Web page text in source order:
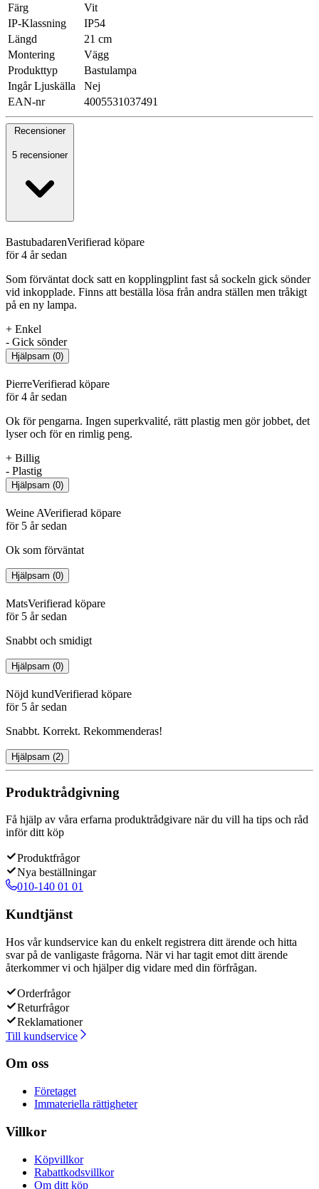
Färg
Vit
IP-Klassning
IP54
Längd
21 cm
Montering
Vägg
Produkttyp
Bastulampa
Ingår Ljuskälla
Nej
EAN-nr
4005531037491
Recensioner
5 recensioner
BastubadarenVerifierad köpare
för 4 år sedan
Som förväntat dock satt en kopplingplint fast så sockeln gick sönder
vid inkopplade. Finns att beställa lösa från andra ställen men tråkigt
på en ny lampa.
+ Enkel
- Gick sönder
Hjälpsam (0)
PierreVerifierad köpare
för 4 år sedan
Ok för pengarna. Ingen superkvalité, rätt plastig men gör jobbet, det
lyser och för en rimlig peng.
+ Billig
- Plastig
Hjälpsam (0)
Weine AVerifierad köpare
för 5 år sedan
Ok som förväntat
Hjälpsam (0)
MatsVerifierad köpare
för 5 år sedan
Snabbt och smidigt
Hjälpsam (0)
Nöjd kundVerifierad köpare
för 5 år sedan
Snabbt. Korrekt. Rekommenderas!
Hjälpsam (2)
Produktrådgivning
Få hjälp av våra erfarna produktrådgivare när du vill ha tips och råd
inför ditt köp
Produktfrågor
Nya beställningar
010-140 01 01
Kundtjänst
Hos vår kundservice kan du enkelt registrera ditt ärende och hitta
svar på de vanligaste frågorna. När vi har tagit emot ditt ärende
återkommer vi och hjälper dig vidare med din förfrågan.
Orderfrågor
Returfrågor
Reklamationer
Till kundservice
Om oss
Företaget
Immateriella rättigheter
Villkor
Köpvillkor
Rabattkodsvillkor
Om ditt köp